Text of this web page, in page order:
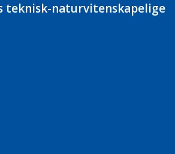
teknisk-naturvitenskapelige